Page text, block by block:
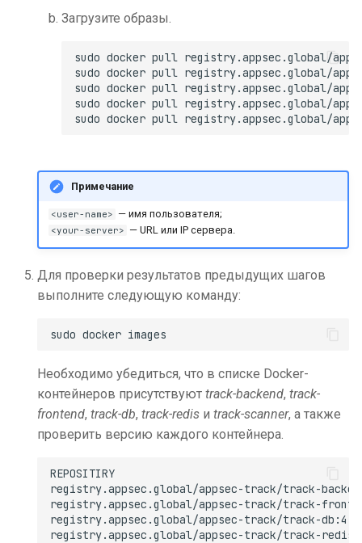
Загрузите образы.
sudo docker pull registry.appsec.global/
sudo docker pull registry.appsec.global/
sudo docker pull registry.appsec.global/
sudo docker pull registry.appsec.global/
Примечание
<user-name> — имя пользователя;
<your-server> — URL или IP сервера.
Для проверки результатов предыдущих шагов
выполните следующую команду:
Необходимо убедиться, что в списке Docker-
контейнеров присутствуют track-backend, track-
frontend, track-db, track-redis и track-scanner, а также
проверить версию каждого контейнера.
REPOSITIRY
registry.appsec.global/appsec-track/track-
registry.appsec.global/appsec-track/track-
registry.appsec.global/appsec-track/track-
registry.appsec.global/appsec-track/track-